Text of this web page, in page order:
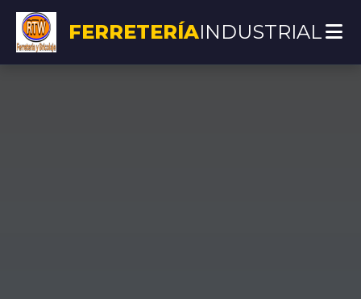
FERRETERÍAINDUSTRIAL